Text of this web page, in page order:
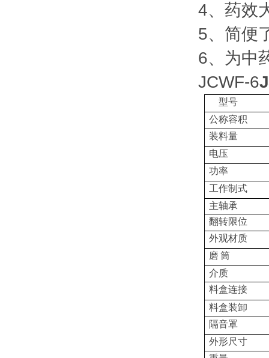
4、药效
5、简便
6、为中
JCWF-6
型号
公称容积
装料量
电压
功率
工作制式
主轴承
翻转限位
外观材质
磨 筒
介质
料盒连接
料盒装卸
隔音罩
外形尺寸